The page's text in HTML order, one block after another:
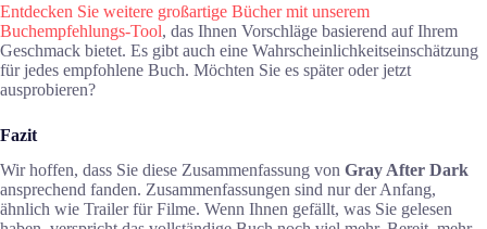
Entdecken Sie weitere großartige Bücher mit unserem
Buchempfehlungs-Tool, das Ihnen Vorschläge basierend auf Ihrem
Geschmack bietet. Es gibt auch eine Wahrscheinlichkeitseinschätzung
für jedes empfohlene Buch. Möchten Sie es später oder jetzt
ausprobieren?
Fazit
Wir hoffen, dass Sie diese Zusammenfassung von Gray After Dark
ansprechend fanden. Zusammenfassungen sind nur der Anfang,
ähnlich wie Trailer für Filme. Wenn Ihnen gefällt, was Sie gelesen